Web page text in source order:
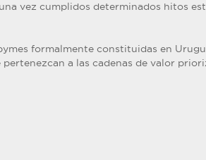
vez cumplidos determinados hitos
formalmente constituidas en
a las cadenas de valor